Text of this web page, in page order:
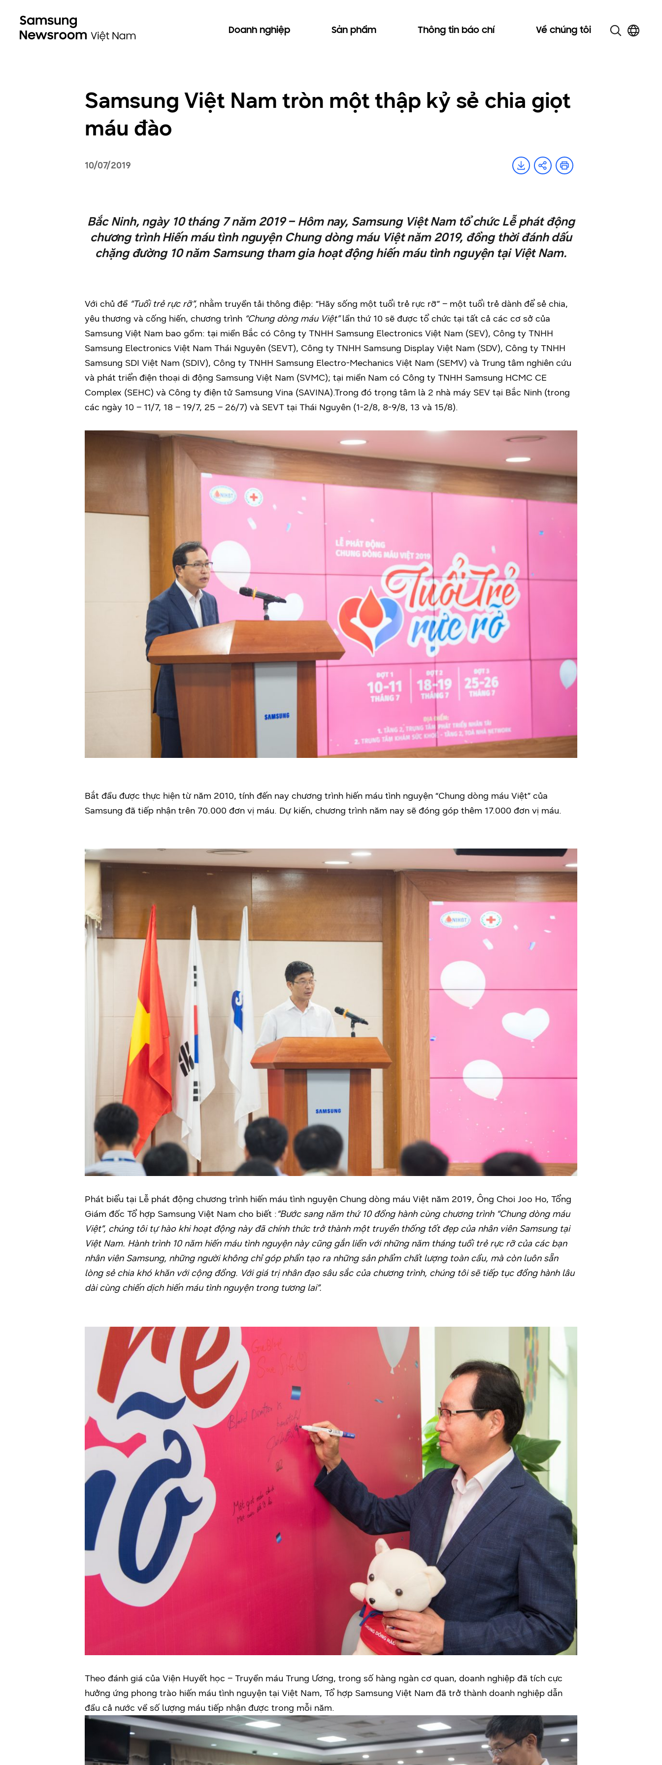
Doanh nghiệp Sản phẩm Thông tin báo chí Về chúng tôi
Samsung Việt Nam tròn một thập kỷ sẻ chia giọt
máu đào
10/07/2019
Bắc Ninh, ngày 10 tháng 7 năm 2019 – Hôm nay, Samsung Việt Nam tổ chức Lễ phát động
chương trình Hiến máu tình nguyện Chung dòng máu Việt năm 2019, đồng thời đánh dấu
chặng đường 10 năm Samsung tham gia hoạt động hiến máu tình nguyện tại Việt Nam.
Với chủ đề “Tuổi trẻ rực rỡ”, nhằm truyền tải thông điệp: “Hãy sống một tuổi trẻ rực rỡ” – một tuổi trẻ dành để sẻ chia,
yêu thương và cống hiến, chương trình “Chung dòng máu Việt”lần thứ 10 sẽ được tổ chức tại tất cả các cơ sở của
Samsung Việt Nam bao gồm: tại miền Bắc có Công ty TNHH Samsung Electronics Việt Nam (SEV), Công ty TNHH
Samsung Electronics Việt Nam Thái Nguyên (SEVT), Công ty TNHH Samsung Display Việt Nam (SDV), Công ty TNHH
Samsung SDI Việt Nam (SDIV), Công ty TNHH Samsung Electro-Mechanics Việt Nam (SEMV) và Trung tâm nghiên cứu
và phát triển điện thoại di động Samsung Việt Nam (SVMC); tại miền Nam có Công ty TNHH Samsung HCMC CE
Complex (SEHC) và Công ty điện tử Samsung Vina (SAVINA).Trong đó trọng tâm là 2 nhà máy SEV tại Bắc Ninh (trong
các ngày 10 – 11/7, 18 – 19/7, 25 – 26/7) và SEVT tại Thái Nguyên (1-2/8, 8-9/8, 13 và 15/8).
Bắt đầu được thực hiện từ năm 2010, tính đến nay chương trình hiến máu tình nguyện “Chung dòng máu Việt” của
Samsung đã tiếp nhận trên 70.000 đơn vị máu. Dự kiến, chương trình năm nay sẽ đóng góp thêm 17.000 đơn vị máu.
Phát biểu tại Lễ phát động chương trình hiến máu tình nguyện Chung dòng máu Việt năm 2019, Ông Choi Joo Ho, Tổng
Giám đốc Tổ hợp Samsung Việt Nam cho biết :“Bước sang năm thứ 10 đồng hành cùng chương trình “Chung dòng máu
Việt”, chúng tôi tự hào khi hoạt động này đã chính thức trở thành một truyền thống tốt đẹp của nhân viên Samsung tại
Việt Nam. Hành trình 10 năm hiến máu tình nguyện này cũng gắn liền với những năm tháng tuổi trẻ rực rỡ của các bạn
nhân viên Samsung, những người không chỉ góp phần tạo ra những sản phẩm chất lượng toàn cầu, mà còn luôn sẵn
lòng sẻ chia khó khăn với cộng đồng. Với giá trị nhân đạo sâu sắc của chương trình, chúng tôi sẽ tiếp tục đồng hành lâu
dài cùng chiến dịch hiến máu tình nguyện trong tương lai”.
Theo đánh giá của Viện Huyết học – Truyền máu Trung Ương, trong số hàng ngàn cơ quan, doanh nghiệp đã tích cực
hưởng ứng phong trào hiến máu tình nguyện tại Việt Nam, Tổ hợp Samsung Việt Nam đã trở thành doanh nghiệp dẫn
đầu cả nước về số lượng máu tiếp nhận được trong mỗi năm.